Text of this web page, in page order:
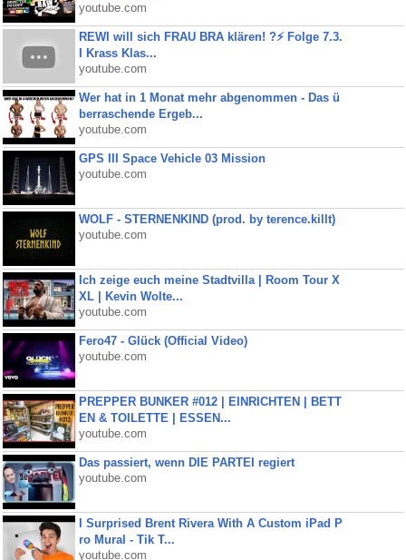
youtube.com
REWI will sich FRAU BRA klären! ?⚡️ Folge 7.3.
I Krass Klas...
youtube.com
Wer hat in 1 Monat mehr abgenommen - Das ü
berraschende Ergeb...
youtube.com
GPS III Space Vehicle 03 Mission
youtube.com
WOLF - STERNENKIND (prod. by terence.killt)
youtube.com
Ich zeige euch meine Stadtvilla | Room Tour X
XL | Kevin Wolte...
youtube.com
Fero47 - Glück (Official Video)
youtube.com
PREPPER BUNKER #012 | EINRICHTEN | BETT
EN & TOILETTE | ESSEN...
youtube.com
Das passiert, wenn DIE PARTEI regiert
youtube.com
I Surprised Brent Rivera With A Custom iPad P
ro Mural - Tik T...
youtube.com